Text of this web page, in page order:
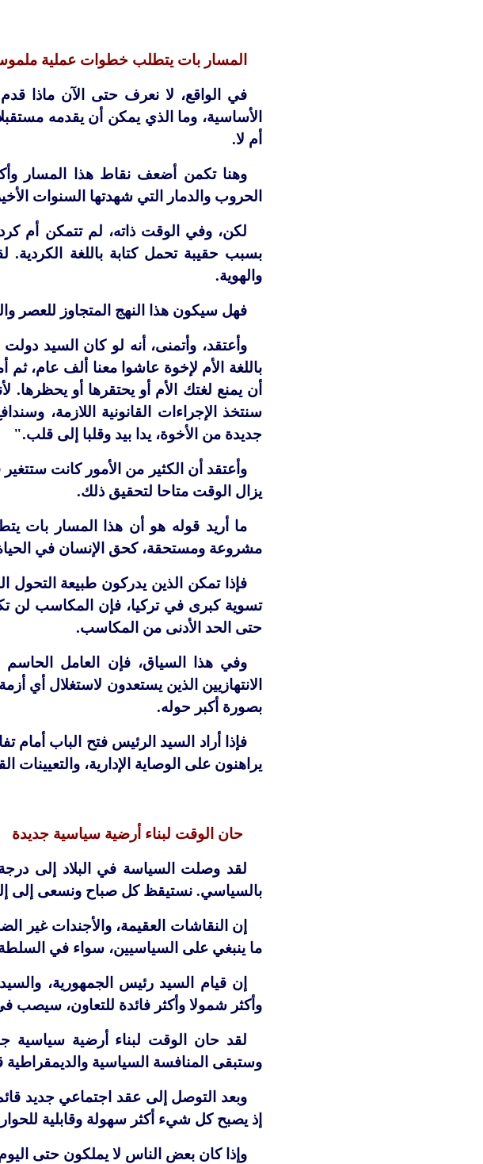
المسار بات يتطلب خطوات عملية
في الواقع، لا نعرف حتى الآن ماذا
الأساسية، وما الذي يمكن أن يقدمه
أم لا.
وهنا تكمن أضعف نقاط هذا المسار
الحروب والدمار التي شهدتها السنوات
لكن، وفي الوقت ذاته، لم تتمكن أم
بسبب حقيبة تحمل كتابة باللغة الكردية.
والهوية.
فهل سيكون هذا النهج المتجاوز للعصر
وأعتقد، وأتمنى، أنه لو كان السيد
باللغة الأم لإخوة عاشوا معنا ألف عام،
أن يمنع لغتك الأم أو يحتقرها أو
سنتخذ الإجراءات القانونية اللازمة،
جديدة من الأخوة، يدا بيد وقلبا إلى قلب."
وأعتقد أن الكثير من الأمور كانت
يزال الوقت متاحا لتحقيق ذلك.
ما أريد قوله هو أن هذا المسار بات
مشروعة ومستحقة، كحق الإنسان في
فإذا تمكن الذين يدركون طبيعة
تسوية كبرى في تركيا، فإن المكاسب لن
حتى الحد الأدنى من المكاسب.
وفي هذا السياق، فإن العامل
الانتهازيين الذين يستعدون لاستغلال أي
بصورة أكبر حوله.
فإذا أراد السيد الرئيس فتح الباب أمام
يراهنون على الوصاية الإدارية، والتعيينات
حان الوقت لبناء أرضية سياسية جديدة
لقد وصلت السياسة في البلاد إلى
بالسياسي. نستيقظ كل صباح ونسعى إلى
إن النقاشات العقيمة، والأجندات غير
ما ينبغي على السياسيين، سواء في
إن قيام السيد رئيس الجمهورية،
وأكثر شمولا وأكثر فائدة للتعاون، سيصب
لقد حان الوقت لبناء أرضية سياسية
وستبقى المنافسة السياسية والديمقراطية
وبعد التوصل إلى عقد اجتماعي جديد
إذ يصبح كل شيء أكثر سهولة وقابلية
وإذا كان بعض الناس لا يملكون حتى اليوم